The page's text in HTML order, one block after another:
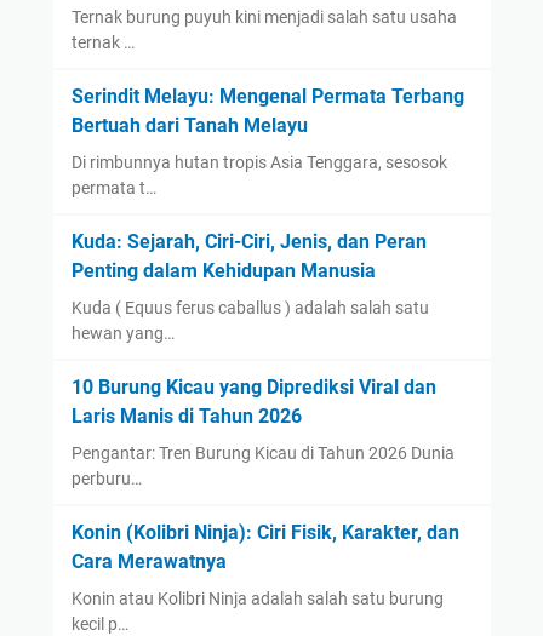
Ternak burung puyuh kini menjadi salah satu usaha
ternak …
Serindit Melayu: Mengenal Permata Terbang
Bertuah dari Tanah Melayu
Di rimbunnya hutan tropis Asia Tenggara, sesosok
permata t…
Kuda: Sejarah, Ciri-Ciri, Jenis, dan Peran
Penting dalam Kehidupan Manusia
Kuda ( Equus ferus caballus ) adalah salah satu
hewan yang…
10 Burung Kicau yang Diprediksi Viral dan
Laris Manis di Tahun 2026
Pengantar: Tren Burung Kicau di Tahun 2026 Dunia
perburu…
Konin (Kolibri Ninja): Ciri Fisik, Karakter, dan
Cara Merawatnya
Konin atau Kolibri Ninja adalah salah satu burung
kecil p…